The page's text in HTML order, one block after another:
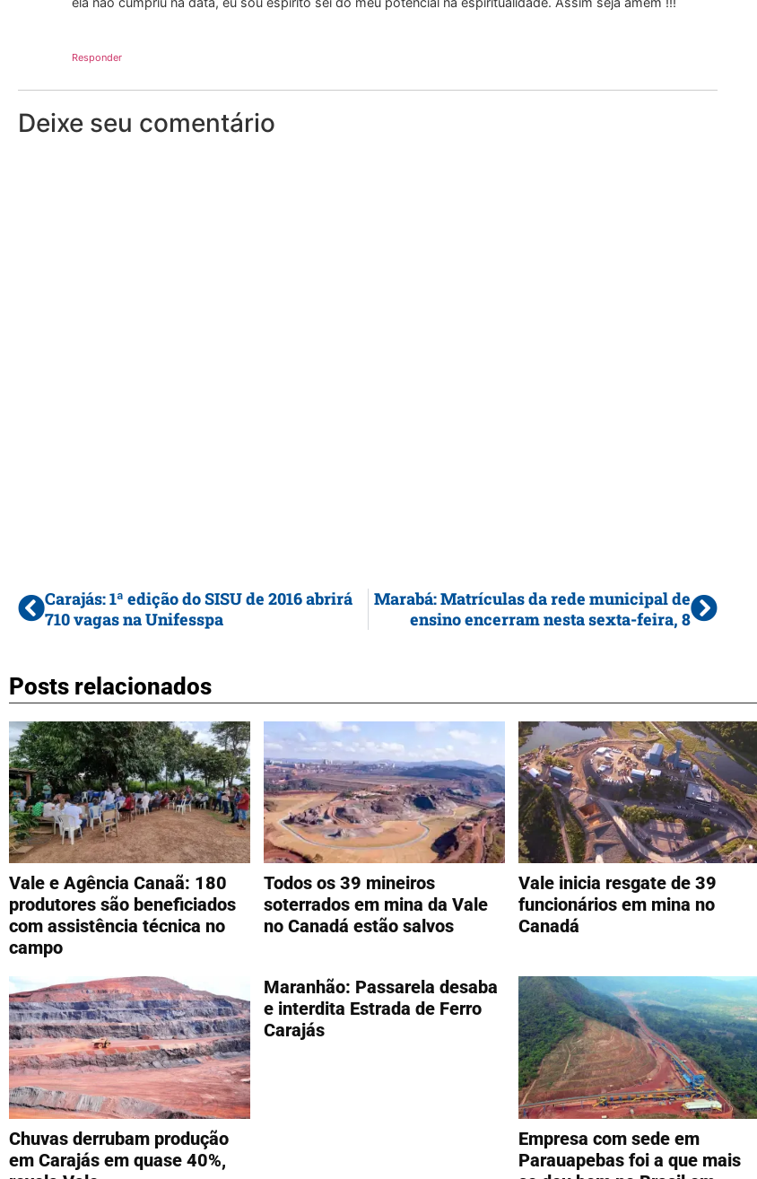
Responder
Deixe seu comentário
Carajás: 1ª edição do SISU de 2016 abrirá
710 vagas na Unifesspa
Marabá: Matrículas da rede municipal de
ensino encerram nesta sexta-feira, 8
Posts relacionados
Vale e Agência Canaã: 180
produtores são beneficiados
com assistência técnica no
campo
Todos os 39 mineiros
soterrados em mina da Vale
no Canadá estão salvos
Vale inicia resgate de 39
funcionários em mina no
Canadá
Chuvas derrubam produção
em Carajás em quase 40%,
Maranhão: Passarela desaba
e interdita Estrada de Ferro
Carajás
Empresa com sede em
Parauapebas foi a que mais